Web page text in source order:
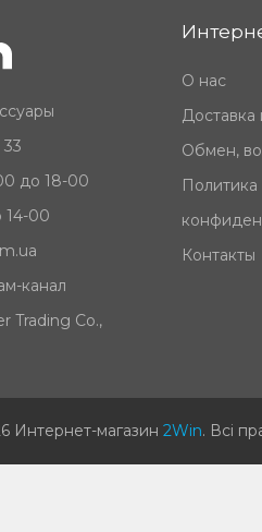
до 18-00
14-00
канал
Trading Co.,
О нас
Доставка
Обмен,
Политика
Контакты
Интернет-магазин2Win. Всі